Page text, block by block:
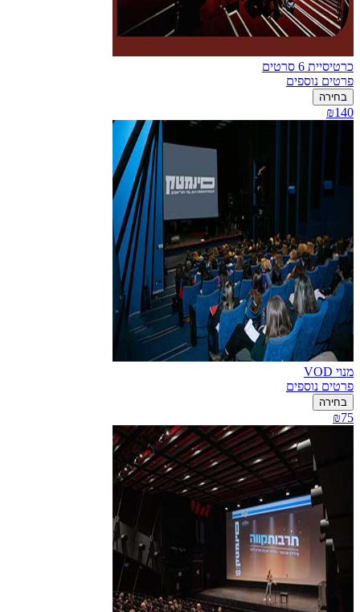
כרטיסיית 6 סרטים
פרטים נוספים
בחירה
₪140
מנוי VOD
פרטים נוספים
בחירה
₪75